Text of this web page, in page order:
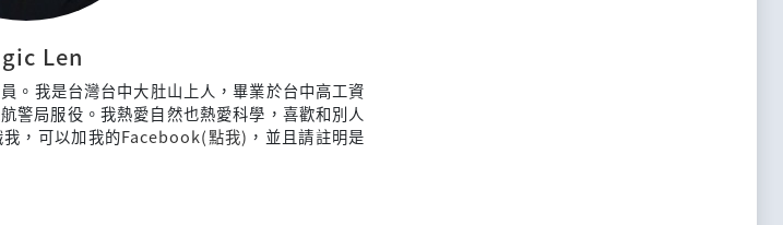
Len
。我是台灣台中大肚山上人，畢業於台中高工資
警局服役。我熱愛自然也熱愛科學，喜歡和別人
，可以加我的Facebook(點我) ，並且請註明是